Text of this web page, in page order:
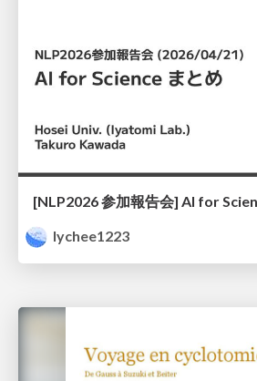
lychee1223